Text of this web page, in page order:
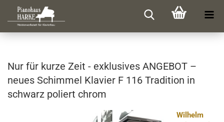
Nur für kurze Zeit - ex­klu­si­ves AN­GE­BOT –
neues Schim­mel Kla­vier F 116 Tra­di­ti­on in
schwarz po­liert chrom
Wilhelm